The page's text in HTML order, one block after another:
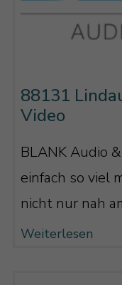
88131
Video
BLANK Audio
einfach so viel
nicht nur nah
Weiterlesen